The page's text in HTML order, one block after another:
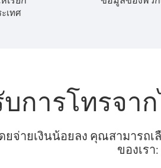
เทศ
การโทรจา
จ่ายเงินน้อยลง คุณสามารถ
ของเรา: